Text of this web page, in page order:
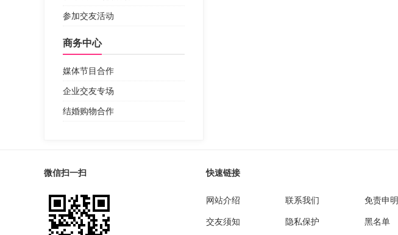
参加交友活动
商务中心
媒体节目合作
企业交友专场
结婚购物合作
微信扫一扫 快速链接
网站介绍 联系我们 免责申明
交友须知 隐私保护 黑名单